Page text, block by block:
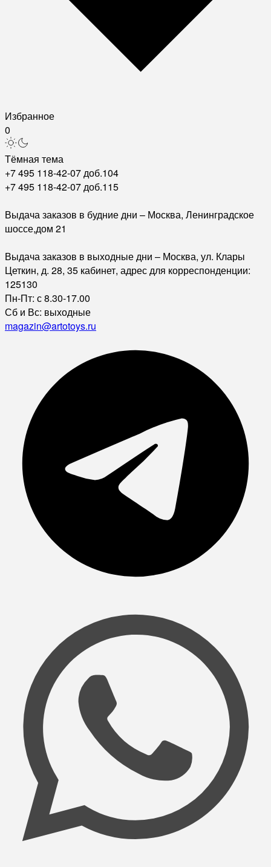
Избранное
0
Тёмная тема
+7 495 118-42-07 доб.104
+7 495 118-42-07 доб.115
Выдача заказов в будние дни – Москва, Ленинградское
шоссе,дом 21
Выдача заказов в выходные дни – Москва, ул. Клары
Цеткин, д. 28, 35 кабинет, адрес для корреспонденции:
125130
Пн-Пт: с 8.30-17.00
Сб и Вс: выходные
magazin@artotoys.ru